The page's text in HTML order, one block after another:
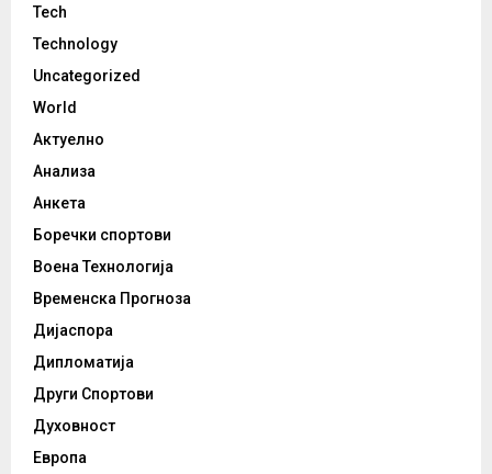
Tech
Technology
Uncategorized
World
Актуелно
Анализа
Анкета
Боречки спортови
Воена Технологија
Временска Прогноза
Дијаспора
Дипломатија
Други Спортови
Духовност
Европа